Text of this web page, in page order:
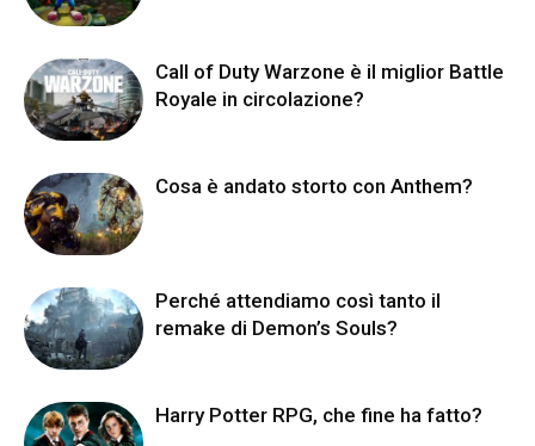
Call of Duty Warzone è il miglior Battle
Royale in circolazione?
Cosa è andato storto con Anthem?
Perché attendiamo così tanto il
remake di Demon’s Souls?
Harry Potter RPG, che fine ha fatto?